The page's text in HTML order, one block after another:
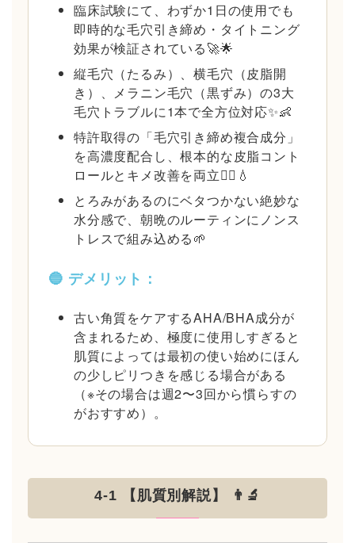
臨床試験にて、わずか1日の使用でも
即時的な毛穴引き締め・タイトニング
効果が検証されている🚀🌟
縦毛穴（たるみ）、横毛穴（皮脂開
き）、メラニン毛穴（黒ずみ）の3大
毛穴トラブルに1本で全方位対応✨👶
特許取得の「毛穴引き締め複合成分」
を高濃度配合し、根本的な皮脂コント
ロールとキメ改善を両立🙆‍♂️💧
とろみがあるのにベタつかない絶妙な
水分感で、朝晩のルーティンにノンス
トレスで組み込める🌱
🔵 デメリット：
古い角質をケアするAHA/BHA成分が
含まれるため、極度に使用しすぎると
肌質によっては最初の使い始めにほん
の少しピリつきを感じる場合がある
（※その場合は週2〜3回から慣らすの
がおすすめ）。
4-1 【肌質別解説】 👨‍🔬